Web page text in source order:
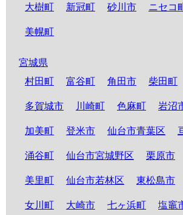
大樹町 新冠町 砂川市 ニセコ
美幌町
宮城県
村田町
富谷町 角田市 柴田町
多賀城市 川崎町 色麻町 岩沼
加美町 登米市 仙台市青葉区
涌谷町 仙台市宮城野区 栗原市
美里町 仙台市若林区 東松島市
女川町 大崎市 七ヶ浜町 塩竈